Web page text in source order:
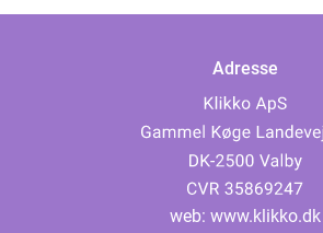
Adresse
web: www.klikko.dk